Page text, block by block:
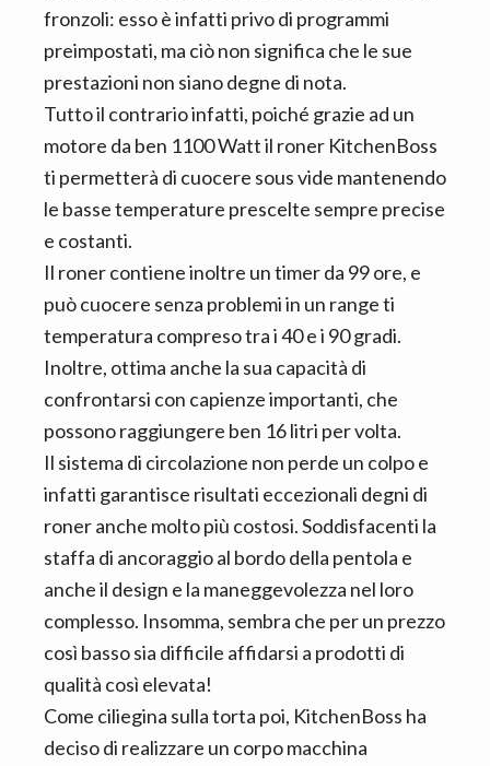
fronzoli: esso è infatti privo di programmi
preimpostati, ma ciò non significa che le sue
prestazioni non siano degne di nota.
Tutto il contrario infatti, poiché grazie ad un
motore da ben 1100 Watt il roner KitchenBoss
ti permetterà di cuocere sous vide mantenendo
le basse temperature prescelte sempre precise
e costanti.
Il roner contiene inoltre un timer da 99 ore, e
può cuocere senza problemi in un range ti
temperatura compreso tra i 40 e i 90 gradi.
Inoltre, ottima anche la sua capacità di
confrontarsi con capienze importanti, che
possono raggiungere ben 16 litri per volta.
Il sistema di circolazione non perde un colpo e
infatti garantisce risultati eccezionali degni di
roner anche molto più costosi. Soddisfacenti la
staffa di ancoraggio al bordo della pentola e
anche il design e la maneggevolezza nel loro
complesso. Insomma, sembra che per un prezzo
così basso sia difficile affidarsi a prodotti di
qualità così elevata!
Come ciliegina sulla torta poi, KitchenBoss ha
deciso di realizzare un corpo macchina